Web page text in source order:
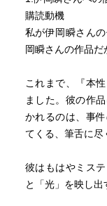
裕二が夏の大三
自分に何かを語
んだけど、それ
【激流に飲まれ
く、著者渾身の青
もらった記憶。
て、あれ？それは
購読動機
私が伊岡瞬さん
岡瞬さんの作品だ
これまで、『本
ました。彼の作
かれるのは、事
てくる、筆舌に尽
彼はもはやミス
と「光」を映し出